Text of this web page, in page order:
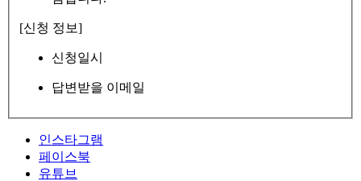
[신청 정보]
신청일시
답변받을 이메일
인스타그램
페이스북
유튜브